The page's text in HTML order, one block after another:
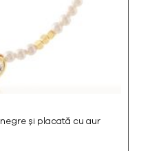
și placată cu aur